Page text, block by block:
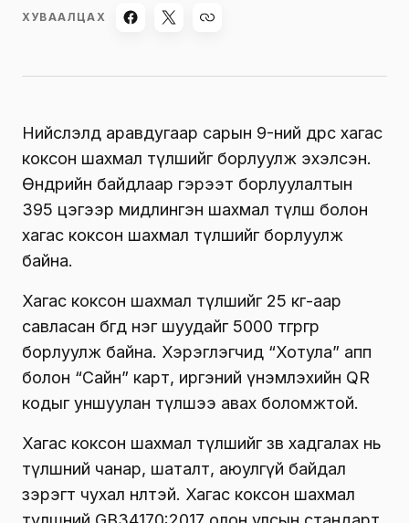
ХУВААЛЦАХ
Нийслэлд аравдугаар сарын 9-ний өдрөөс хагас
коксон шахмал түлшийг борлуулж эхэлсэн.
Өнөөдрийн байдлаар гэрээт борлуулалтын
395 цэгээр мидлингэн шахмал түлш болон
хагас коксон шахмал түлшийг борлуулж
байна.
Хагас коксон шахмал түлшийг 25 кг-аар
савласан бөгөөд нэг шуудайг 5000 төгрөгөөр
борлуулж байна. Хэрэглэгчид “Хотула” апп
болон “Сайн” карт, иргэний үнэмлэхийн QR
кодыг уншуулан түлшээ авах боломжтой.
Хагас коксон шахмал түлшийг зөв хадгалах нь
түлшний чанар, шаталт, аюулгүй байдал
зэрэгт чухал нөлөөтэй. Хагас коксон шахмал